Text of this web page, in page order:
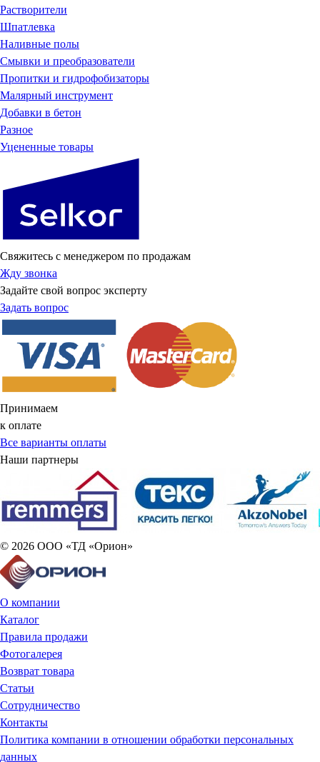
Растворители
Шпатлевка
Наливные полы
Смывки и преобразователи
Пропитки и гидрофобизаторы
Малярный инструмент
Добавки в бетон
Разное
Уцененные товары
Свяжитесь с менеджером по продажам
Жду звонка
Задайте свой вопрос эксперту
Задать вопрос
Принимаем
к оплате
Все варианты оплаты
Наши партнеры
© 2026 ООО «ТД «Орион»
О компании
Каталог
Правила продажи
Фотогалерея
Возврат товара
Статьи
Сотрудничество
Контакты
Политика компании в отношении обработки персональных
данных